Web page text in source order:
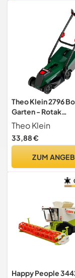
Theo Klein 2796
Garten - Rotak
Rasenmäher, Mit
Sound, Anti-UV,
für Kinder ab 3
Theo Klein
33,88 €
ZUM
Happy People